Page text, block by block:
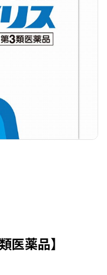
薬品】